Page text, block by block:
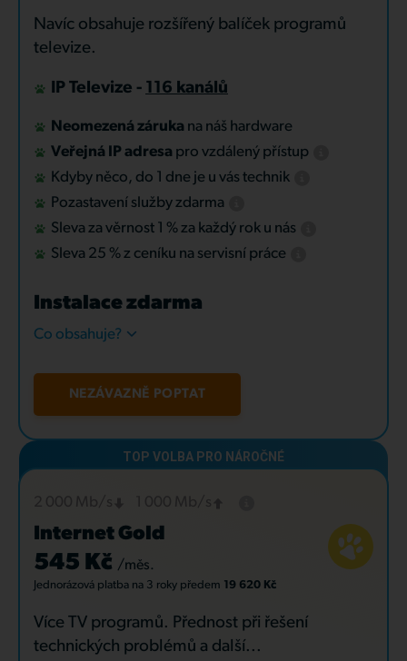
Navíc obsahuje rozšířený balíček programů
televize.
IP Televize - 116 kanálů
Neomezená záruka na náš hardware
Veřejná IP adresa pro vzdálený přístup
Kdyby něco, do 1 dne je u vás technik
Pozastavení služby zdarma
Sleva za věrnost 1 % za každý rok u nás
Sleva 25 % z ceníku na servisní práce
Instalace zdarma
Co obsahuje?
NEZÁVAZNĚ POPTAT
Internet Gold
545 Kč /měs.
Jednorázová platba na 3 roky předem 19 620 Kč
Více TV programů. Přednost při řešení
technických problémů a další...